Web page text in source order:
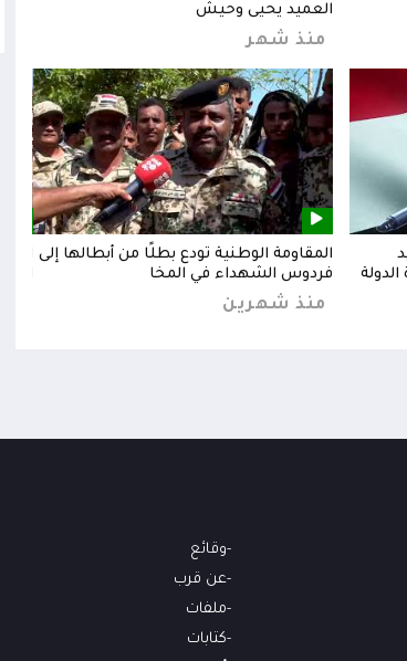
العميد يحيى وحيش
منذ شهر
المقاومة الوطنية تودع بطلًا من أبطالها إلى
فردوس الشهداء في المخا
منذ شهرين
وقائع
عن قرب
ملفات
كتابات